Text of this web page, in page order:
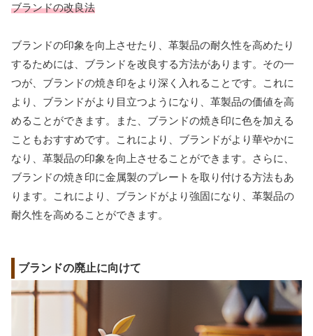
ブランドの改良法
ブランドの印象を向上させたり、革製品の耐久性を高めたり
するためには、ブランドを改良する方法があります。その一
つが、ブランドの焼き印をより深く入れることです。これに
より、ブランドがより目立つようになり、革製品の価値を高
めることができます。また、ブランドの焼き印に色を加える
こともおすすめです。これにより、ブランドがより華やかに
なり、革製品の印象を向上させることができます。さらに、
ブランドの焼き印に金属製のプレートを取り付ける方法もあ
ります。これにより、ブランドがより強固になり、革製品の
耐久性を高めることができます。
ブランドの廃止に向けて